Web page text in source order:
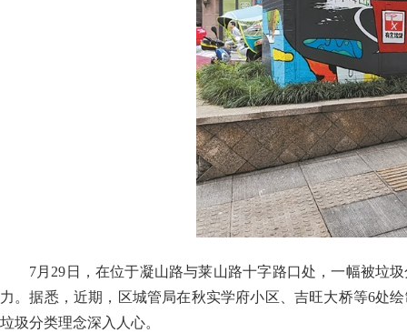
7月29日，在位于凝山路与莱山路十字路口处，一幅被垃
力。据悉，近期，区城管局在秋实学府小区、吉旺大桥等6处
垃圾分类理念深入人心。